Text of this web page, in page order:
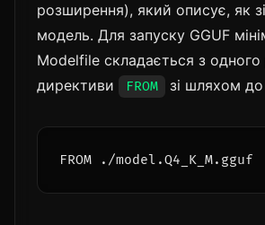
розширення), який описує, як
модель. Для запуску GGUF
Modelfile складається з
директиви
FROM зі шляхом
FROM ./model.Q4_K_M.gguf